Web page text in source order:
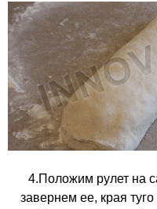
4.Положим рулет на
завернем ее, края